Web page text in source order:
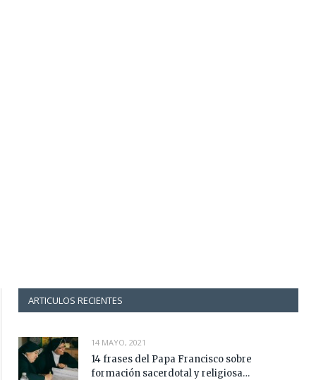
ARTICULOS RECIENTES
14 MAYO, 2021
14 frases del Papa Francisco sobre
formación sacerdotal y religiosa…